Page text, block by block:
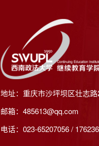
地址：重庆市沙坪坝区壮志
邮箱：485613@qq.com
电话：023-65207056 /